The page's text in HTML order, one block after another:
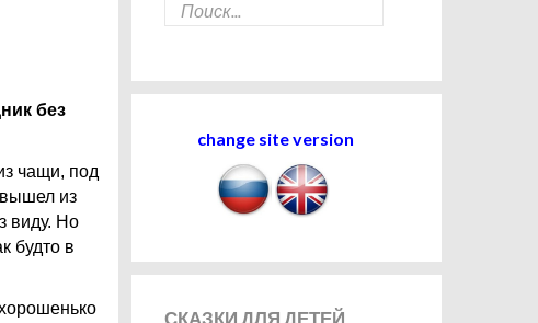
без
чащи, под
из
виду. Но
будто в
change site version
СКАЗКИДЛЯ ДЕТЕЙ